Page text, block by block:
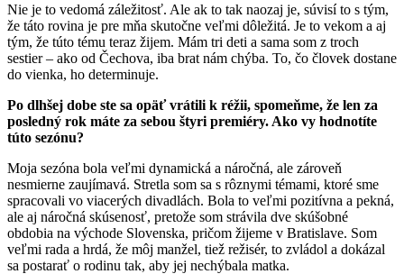
Nie je to vedomá záležitosť. Ale ak to tak naozaj je, súvisí to s tým,
že táto rovina je pre mňa skutočne veľmi dôležitá. Je to vekom a aj
tým, že túto tému teraz žijem. Mám tri deti a sama som z troch
sestier – ako od Čechova, iba brat nám chýba. To, čo človek dostane
do vienka, ho determinuje.
Po dlhšej dobe ste sa opäť vrátili k réžii, spomeňme, že len za
posledný rok máte za sebou štyri premiéry. Ako vy hodnotíte
túto sezónu?
Moja sezóna bola veľmi dynamická a náročná, ale zároveň
nesmierne zaujímavá. Stretla som sa s rôznymi témami, ktoré sme
spracovali vo viacerých divadlách. Bola to veľmi pozitívna a pekná,
ale aj náročná skúsenosť, pretože som strávila dve skúšobné
obdobia na východe Slovenska, pričom žijeme v Bratislave. Som
veľmi rada a hrdá, že môj manžel, tiež režisér, to zvládol a dokázal
sa postarať o rodinu tak, aby jej nechýbala matka.